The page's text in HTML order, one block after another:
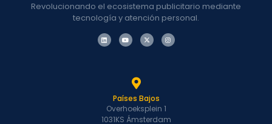
Revolucionando el ecosistema publicitario mediante
tecnología y atención personal.
Países Bajos
Overhoeksplein 1
1031KS Ámsterdam